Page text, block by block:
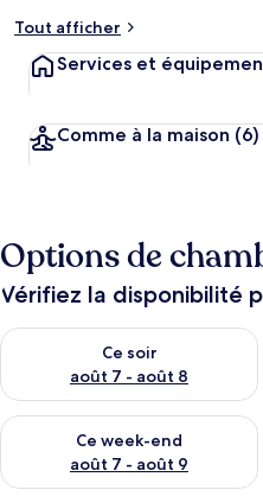
Tout afficher
Services et
Comme à la maison (6)
Options de
Vérifiez la disponibilité
Ce soir
août 7 - août 8
Vérifier la disponibilité pour ce
Ce week-end
août 7 - août 9
Vérifier la disponibilité pour